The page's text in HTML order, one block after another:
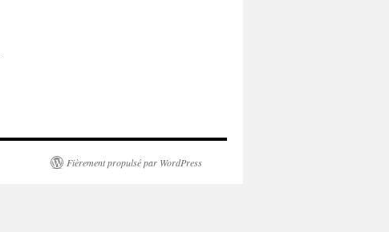
Fièrement propulsé par WordPress